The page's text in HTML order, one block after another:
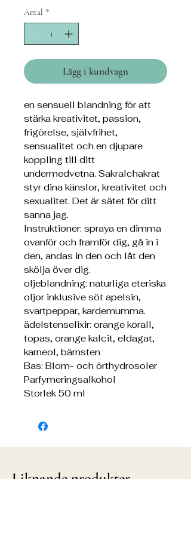
Antal *
Lägg i kundvagn
en sensuell blandning för att
stärka kreativitet, passion,
frigörelse, självfrihet,
sensualitet och en djupare
koppling till ditt
undermedvetna. Sakralchakrat
styr dina känslor, kreativitet och
sexualitet. Det är sätet för ditt
sanna jag.
Instruktioner: spraya en dimma
ovanför och framför dig, gå in i
den, andas in den och låt den
skölja över dig.
oljeblandning: naturliga eteriska
oljor inklusive söt apelsin,
svartpeppar, kardemumma.
ädelstenselixir: orange korall,
topas, orange kalcit, eldagat,
karneol, bärnsten
Bas: Blom- och örthydrosoler
Parfymeringsalkohol
Storlek 50 ml
Liknande produkter